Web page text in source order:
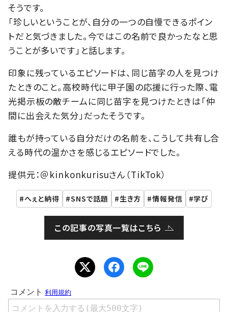
そうです。
「珍しいということが、自分の一つの自慢できるポイン
トだと気づきました。今ではこの名前で良かったなと思
うことが多いです」と話します。
印象に残っているエピソードは、同じ苗字の人を見つけ
たときのこと。高校時代に甲子園の応援に行った際、電
光掲示板の敵チームに同じ苗字を見つけたときは「仲
間に出会えた気分」だったそうです。
誰もが持っている自分だけの名前を、こうして共有し合
える時代の温かさを感じるエピソードでした。
提供元：＠kinkonkurisuさん（TikTok）
へぇと納得 SNSで話題 生き方 情報発信 学び
この記事の写真一覧はこちら